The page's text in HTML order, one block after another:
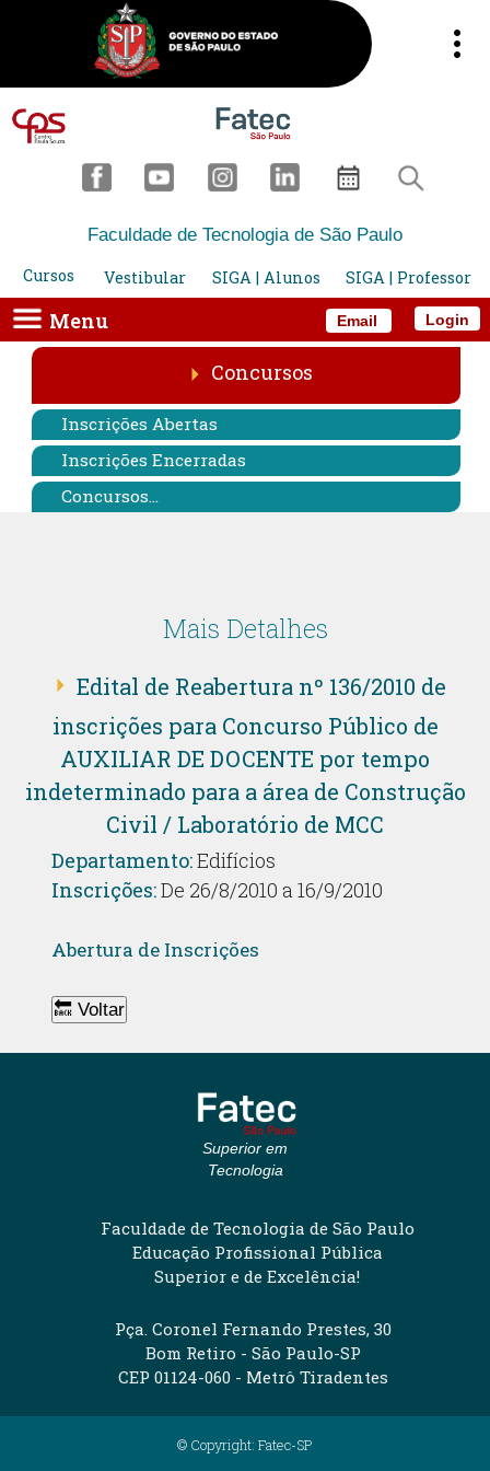
Email
Faculdade de Tecnologia de São Paulo
Cursos
Vestibular SIGA | Alunos SIGA | Professor
Menu Login
Concursos
Inscrições Abertas
Inscrições Encerradas
Concursos...
Mais Detalhes
Edital de Reabertura nº 136/2010 de
inscrições para Concurso Público de
AUXILIAR DE DOCENTE por tempo
indeterminado para a área de Construção
Civil / Laboratório de MCC
Departamento:Edifícios
Inscrições:De 26/8/2010 a 16/9/2010
Abertura de Inscrições
🔙 Voltar
Superior em
Tecnologia
Faculdade de Tecnologia de São Paulo
Educação Profissional Pública
Superior e de Excelência!
Pça. Coronel Fernando Prestes, 30
Bom Retiro - São Paulo-SP
CEP 01124-060 - Metrô Tiradentes
© Copyright: Fatec-SP